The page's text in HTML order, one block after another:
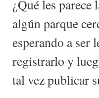
¿Qué les parece
algún parque
esperando a ser
registrarlo y
tal vez publicar